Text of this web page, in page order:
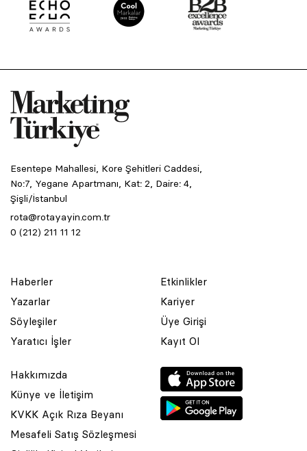
Esentepe Mahallesi, Kore Şehitleri Caddesi,
No:7, Yegane Apartmanı, Kat: 2, Daire: 4,
Şişli/İstanbul
rota@rotayayin.com.tr
0 (212) 211 11 12
Haberler
Yazarlar
Söyleşiler
Yaratıcı İşler
Etkinlikler
Kariyer
Üye Girişi
Kayıt Ol
Hakkımızda
Künye ve İletişim
KVKK Açık Rıza Beyanı
Mesafeli Satış Sözleşmesi